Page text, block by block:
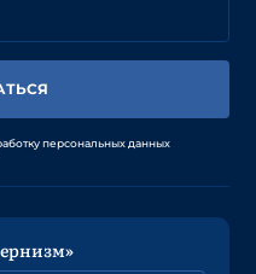
персональных данных